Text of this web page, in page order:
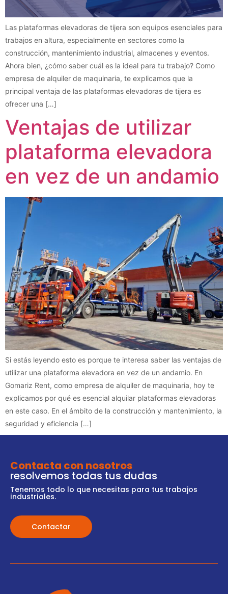
Las plataformas elevadoras de tijera son equipos esenciales para
trabajos en altura, especialmente en sectores como la
construcción, mantenimiento industrial, almacenes y eventos.
Ahora bien, ¿cómo saber cuál es la ideal para tu trabajo? Como
empresa de alquiler de maquinaria, te explicamos que la
principal ventaja de las plataformas elevadoras de tijera es
ofrecer una […]
Ventajas de utilizar
plataforma elevadora
en vez de un andamio
Si estás leyendo esto es porque te interesa saber las ventajas de
utilizar una plataforma elevadora en vez de un andamio. En
Gomariz Rent, como empresa de alquiler de maquinaria, hoy te
explicamos por qué es esencial alquilar plataformas elevadoras
en este caso. En el ámbito de la construcción y mantenimiento, la
seguridad y eficiencia […]
Contacta con nosotros
resolvemos todas tus dudas
Tenemos todo lo que necesitas para tus trabajos
industriales.
Contactar